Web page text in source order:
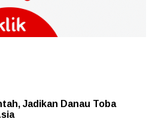
Jadikan Danau Toba